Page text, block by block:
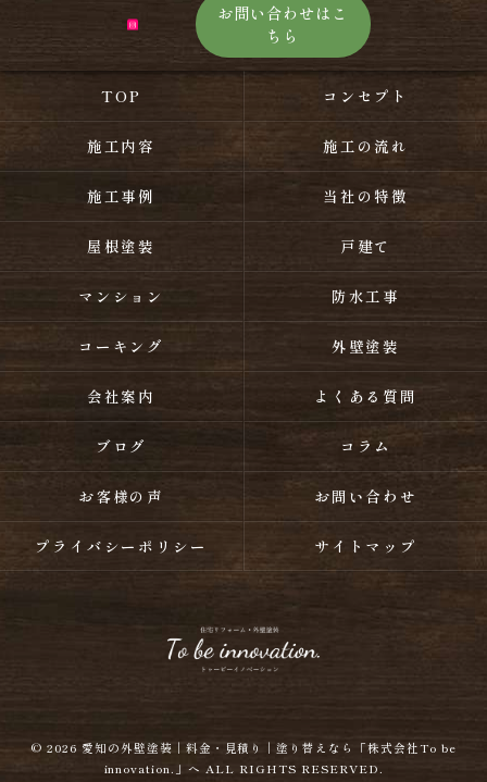
お問い合わせはこ
ちら
TOP コンセプト
施工内容 施工の流れ
施工事例 当社の特徴
屋根塗装 戸建て
マンション 防水工事
コーキング 外壁塗装
会社案内 よくある質問
ブログ コラム
お客様の声 お問い合わせ
プライバシーポリシー サイトマップ
© 2026 愛知の外壁塗装｜料金・見積り｜塗り替えなら「株式会社To be
innovation.」へ ALL RIGHTS RESERVED.